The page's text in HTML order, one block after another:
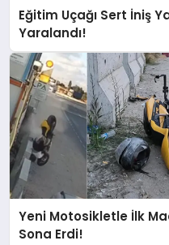
Eğitim Uçağı Sert İniş
Yaralandı!
Yeni Motosikletle İlk
Sona Erdi!